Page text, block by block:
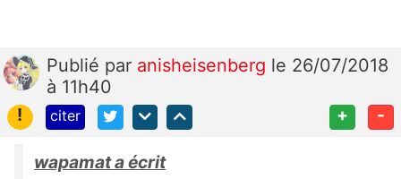
Publié par anisheisenberg le 26/07/2018
à 11h40
!
citer + -
wapamat a écrit